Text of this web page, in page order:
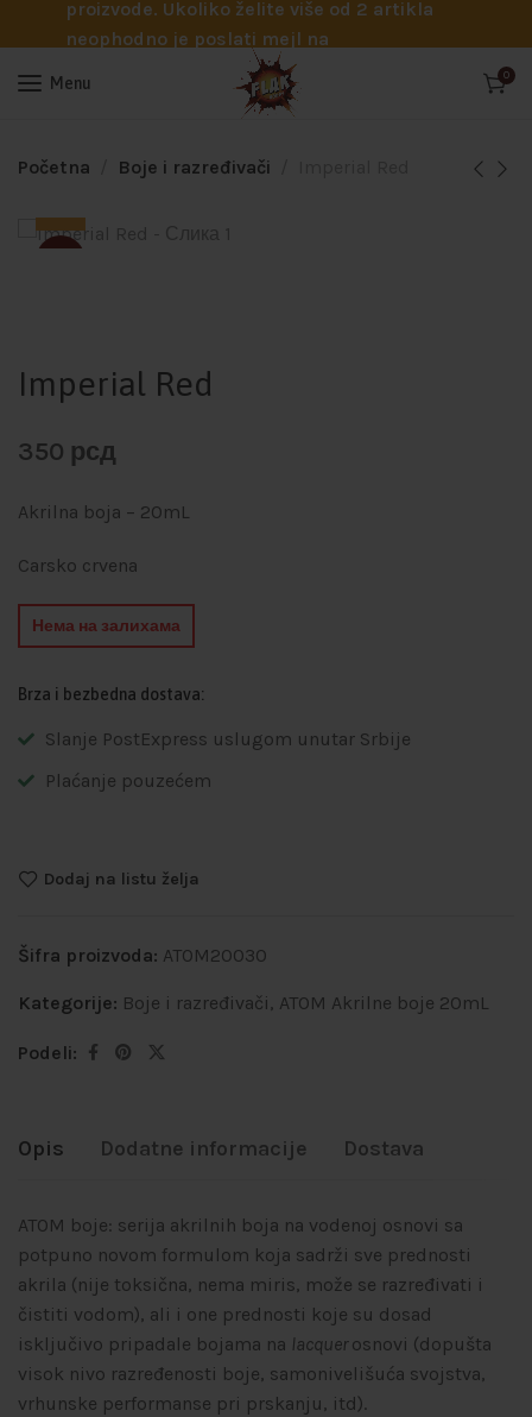
proizvode. Ukoliko želite više od 2 artikla
neophodno je poslati mejl na
info@flakhobby.com sa preciznim šiframa
proizvoda. Svakako nas možete pozvati
potrebna pomoć oko odabira.
Menu 0
Početna Boje i razređivači
Imperial Red
350 рсд
Akrilna boja – 20mL
Carsko crvena
Нема на залихама
Brza i bezbedna dostava:
Slanje PostExpress uslugom unutar Srbije
Plaćanje pouzećem
Dodaj na listu želja
Šifra proizvoda: ATOM20030
Kategorije: Boje i razređivači, ATOM Akrilne boje 20mL
Podeli:
Opis Dodatne informacije Dostava
ATOM boje: serija akrilnih boja na vodenoj osnovi sa
potpuno novom formulom koja sadrži sve prednosti
akrila (nije toksična, nema miris, može se razređivati i
čistiti vodom), ali i one prednosti koje su dosad
isključivo pripadale bojama na lacquerosnovi (dopušta
visok nivo razređenosti boje, samonivelišuća svojstva,
vrhunske performanse pri prskanju, itd).